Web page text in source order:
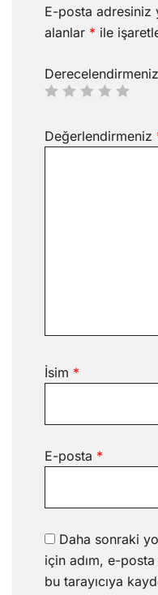
E-posta adresiniz
alanlar * ile
Derecelendirmeniz
Değerlendirmeniz
İsim *
E-posta *
Daha sonraki
için adım, e-
bu tarayıcıya